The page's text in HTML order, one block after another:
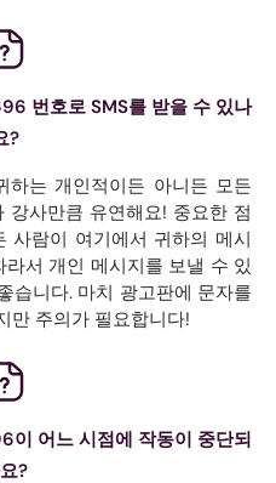
번호로 SMS를 받을 수 있나
?
하는 개인적이든 아니든 모든
강사만큼 유연해요! 중요한 점
사람이 여기에서 귀하의 메시
서 개인 메시지를 보낼 수 있
습니다. 마치 광고판에 문자를
만 주의가 필요합니다!
이 어느 시점에 작동이 중단되
?